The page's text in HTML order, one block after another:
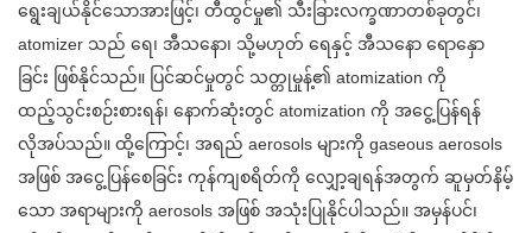
ရွေးချယ်နိုင်သောအားဖြင့်၊ တီထွင်မှု၏ သီးခြားလက္ခဏာတစ်ခုတွင်၊
atomizer သည် ရေ၊ အီသနော၊ သို့မဟုတ် ရေနှင့် အီသနော ရောနှော
ခြင်း ဖြစ်နိုင်သည်။ ပြင်ဆင်မှုတွင် သတ္တုမှုန့်၏ atomization ကို
ထည့်သွင်းစဉ်းစားရန်၊ နောက်ဆုံးတွင် atomization ကို အငွေ့ပြန်ရန်
လိုအပ်သည်။ ထို့ကြောင့်၊ အရည် aerosols များကို gaseous aerosols
အဖြစ် အငွေ့ပြန်စေခြင်း ကုန်ကျစရိတ်ကို လျှော့ချရန်အတွက် ဆူမှတ်နိမ့်
သော အရာများကို aerosols အဖြစ် အသုံးပြုနိုင်ပါသည်။ အမှန်ပင်၊